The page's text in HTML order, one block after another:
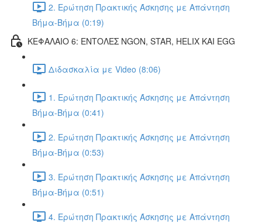
2. Ερώτηση Πρακτικής Άσκησης με Απάντηση
Βήμα-Βήμα (0:19)
ΚΕΦΑΛΑΙΟ 6: ΕΝΤΟΛΕΣ NGON, STAR, HELIX ΚΑΙ EGG
Διδασκαλία με Video (8:06)
1. Ερώτηση Πρακτικής Άσκησης με Απάντηση
Βήμα-Βήμα (0:41)
2. Ερώτηση Πρακτικής Άσκησης με Απάντηση
Βήμα-Βήμα (0:53)
3. Ερώτηση Πρακτικής Άσκησης με Απάντηση
Βήμα-Βήμα (0:51)
4. Ερώτηση Πρακτικής Άσκησης με Απάντηση